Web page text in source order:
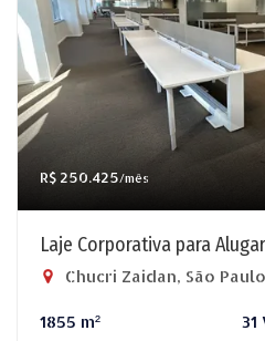
R$ 250.425/mês
Laje Corporativa para
Chucri Zaidan, São
1855 m² 31